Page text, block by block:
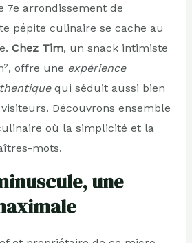
7e arrondissement de
pépite culinaire se cache au
Chez Tim, un snack intimiste
offre une expérience
qui séduit aussi bien
Découvrons ensemble
où la simplicité et la
mots.
une